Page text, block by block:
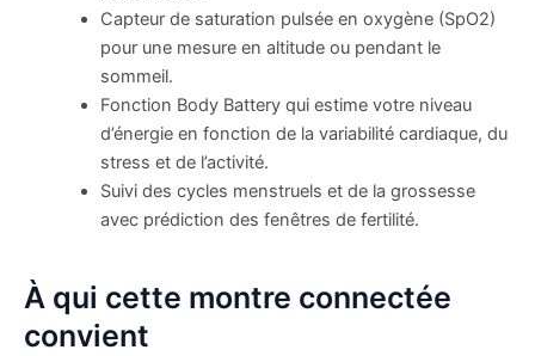
Capteur de saturation pulsée en oxygène (SpO2)
pour une mesure en altitude ou pendant le
sommeil.
Fonction Body Battery qui estime votre niveau
d’énergie en fonction de la variabilité cardiaque, du
stress et de l’activité.
Suivi des cycles menstruels et de la grossesse
avec prédiction des fenêtres de fertilité.
À qui cette montre connectée
convient